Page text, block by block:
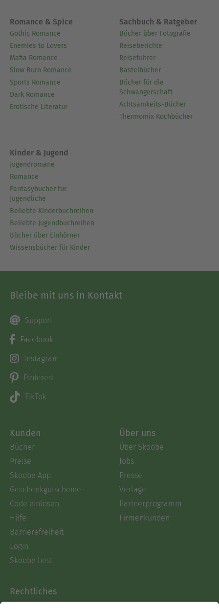
Romance & Spice
Gothic Romance
Enemies to Lovers
Mafia Romance
Slow Burn Romance
Sports Romance
Dark Romance
Erotische Literatur
Sachbuch & Ratgeber
Bücher über Fotografie
Reiseberichte
Reiseführer
Bastelbücher
Bücher für die
Schwangerschaft
Achtsamkeits-Bücher
Thermomix Kochbücher
Kinder & Jugend
Jugendromane
Romance
Fantasybücher für
Jugendliche
Beliebte Kinderbuchreihen
Beliebte Jugendbuchreihen
Bücher über Einhörner
Wissensbücher für Kinder
Bleibe mit uns in Kontakt
Support
Facebook
Instagram
Pinterest
TikTok
Kunden
Bücher
Preise
Skoobe App
Geschenkgutscheine
Code einlösen
Hilfe
Barrierefreiheit
Login
Skoobe liest
Über uns
Über Skoobe
Jobs
Presse
Verlage
Partnerprogramm
Firmenkunden
Rechtliches